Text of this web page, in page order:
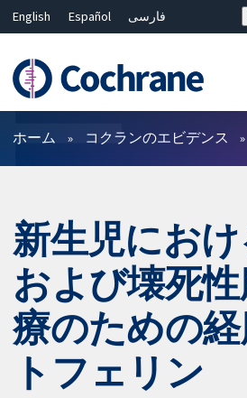
English Español
فارسی
Deutsch
Bahasa Malaysia
ไทย
繁體中文
简体中文
フィルター
ホーム コクランのエビデンス
新生児にお
および壊死
療のための
トフェリン